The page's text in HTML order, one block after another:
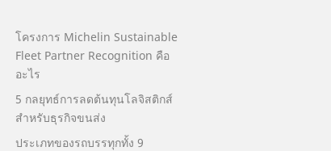
โครงการ Michelin Sustainable
Fleet Partner Recognition คือ
อะไร
5 กลยุทธ์การลดต้นทุนโลจิสติกส์
สำหรับธุรกิจขนส่ง
ประเภทของรถบรรทุกทั้ง 9